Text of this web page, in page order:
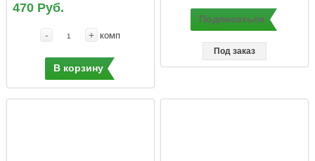
470 Руб.
- + комп
В корзину
Подписаться
Под заказ